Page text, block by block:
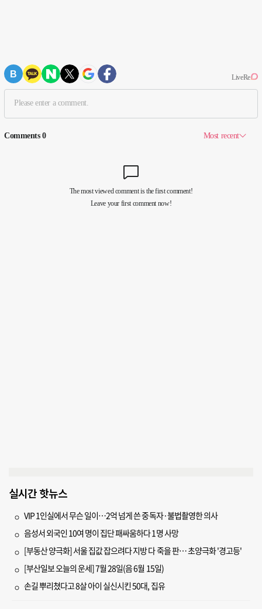
실시간 핫뉴스
VIP 1인실에서 무슨 일이…2억 넘게 쓴 중독자·불법촬영한 의사
음성서 외국인 10여 명이 집단 패싸움하다 1명 사망
[부동산 양극화] 서울 집값 잡으려다 지방 다 죽을 판… 초양극화 '경고등'
[부산일보 오늘의 운세] 7월 28일(음 6월 15일)
손길 뿌리쳤다고 8살 아이 실신시킨 50대, 집유